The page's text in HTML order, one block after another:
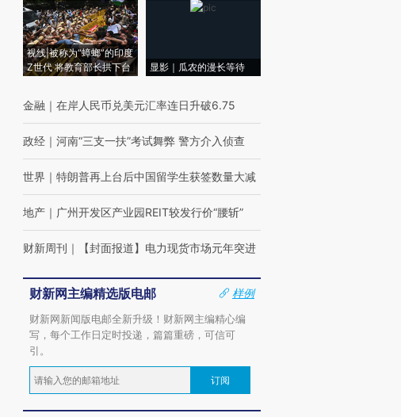
视线|被称为“蟑螂”的印度
Z世代 将教育部长拱下台
显影｜瓜农的漫长等待
金融 ｜ 在岸人民币兑美元汇率连日升破6.75
政经 ｜ 河南“三支一扶”考试舞弊 警方介入侦查
世界 ｜ 特朗普再上台后中国留学生获签数量大减
地产 ｜ 广州开发区产业园REIT较发行价“腰斩”
财新周刊 ｜ 【封面报道】电力现货市场元年突进
财新网主编精选版电邮
样例
财新网新闻版电邮全新升级！财新网主编精心编
写，每个工作日定时投递，篇篇重磅，可信可
引。
订阅